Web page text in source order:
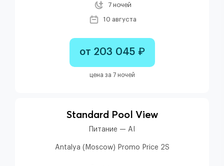
7 ночей
10 августа
от 203 045 ₽
цена за 7 ночей
Standard Pool View
Питание — AI
Antalya (Moscow) Promo Price 2S